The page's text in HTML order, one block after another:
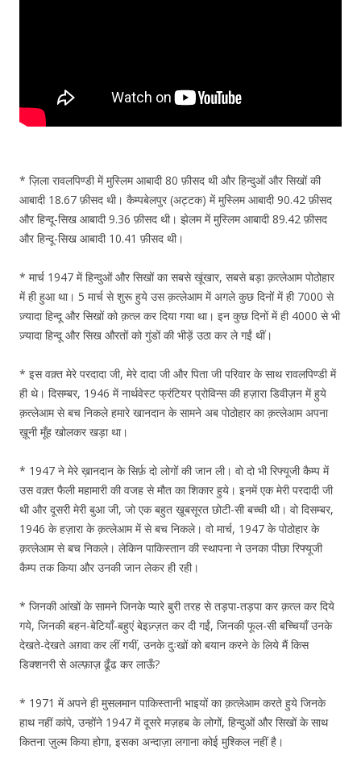
* ज़िला रावलपिण्डी में मुस्लिम आबादी 80 फ़ीसद थी और हिन्दुओं और सिखों की
आबादी 18.67 फ़ीसद थी। कैम्पबेलपुर (अट्टक) में मुस्लिम आबादी 90.42 फ़ीसद
और हिन्दू-सिख आबादी 9.36 फ़ीसद थी। झेलम में मुस्लिम आबादी 89.42 फ़ीसद
और हिन्दू-सिख आबादी 10.41 फ़ीसद थी।
* मार्च 1947 में हिन्दुओं और सिखों का सबसे खूंखार, सबसे बड़ा क़त्लेआम पोठोहार
में ही हुआ था। 5 मार्च से शुरू हुये उस क़त्लेआम में अगले कुछ दिनों में ही 7000 से
ज़्यादा हिन्दू और सिखों को क़त्ल कर दिया गया था। इन कुछ दिनों में ही 4000 से भी
ज़्यादा हिन्दू और सिख औरतों को गुंडों की भीड़ें उठा कर ले गईं थीं।
* इस वक़्त मेरे परदादा जी, मेरे दादा जी और पिता जी परिवार के साथ रावलपिण्डी में
ही थे। दिसम्बर, 1946 में नार्थवेस्ट फ्रंटियर प्रोविन्स की हज़ारा डिवीज़न में हुये
क़त्लेआम से बच निकले हमारे खानदान के सामने अब पोठोहार का क़त्लेआम अपना
ख़ूनी मूँह खोलकर खड़ा था।
* 1947 ने मेरे ख़ानदान के सिर्फ़ दो लोगों की जान ली। वो दो भी रिफ्यूजी कैम्प में
उस वक़्त फैली महामारी की वजह से मौत का शिकार हुये। इनमें एक मेरी परदादी जी
थी और दूसरी मेरी बुआ जी, जो एक बहुत ख़ूबसूरत छोटी-सी बच्ची थी। वो दिसम्बर,
1946 के हज़ारा के क़त्लेआम में से बच निकले। वो मार्च, 1947 के पोठोहार के
क़त्लेआम से बच निकले। लेकिन पाकिस्तान की स्थापना ने उनका पीछा रिफ्यूजी
कैम्प तक किया और उनकी जान लेकर ही रही।
* जिनकी आंखों के सामने जिनके प्यारे बुरी तरह से तड़पा-तड़पा कर क़त्ल कर दिये
गये, जिनकी बहन-बेटियाँ-बहुएं बेइज़्ज़त कर दी गईं, जिनकी फूल-सी बच्चियाँ उनके
देखते-देखते अग़वा कर लीं गयीं, उनके दुःखों को बयान करने के लिये मैं किस
डिक्शनरी से अल्फ़ाज़ ढूँढ कर लाऊँ?
* 1971 में अपने ही मुसलमान पाकिस्तानी भाइयों का क़त्लेआम करते हुये जिनके
हाथ नहीं कांपे, उन्होंने 1947 में दूसरे मज़हब के लोगों, हिन्दुओं और सिखों के साथ
कितना ज़ुल्म किया होगा, इसका अन्दाज़ा लगाना कोई मुश्किल नहीं है।